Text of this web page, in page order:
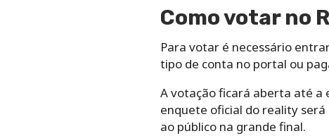
Como votar no
Para votar é necessário
tipo de conta no portal ou
A votação ficará aberta até a
enquete oficial do reality
ao público na grande final.